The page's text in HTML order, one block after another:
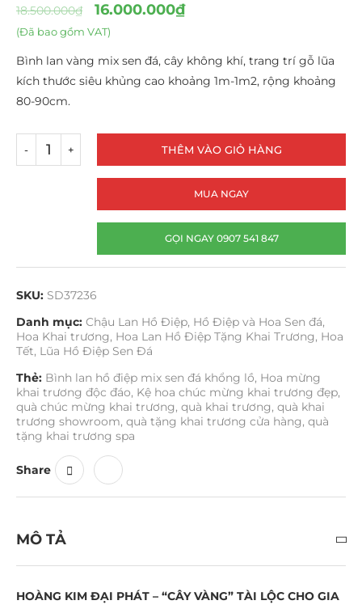
18.500.000₫ 16.000.000₫
(Đã bao gồm VAT)
Bình lan vàng mix sen đá, cây không khí, trang trí gỗ lũa
kích thước siêu khủng cao khoảng 1m-1m2, rộng khoảng
80-90cm.
THÊM VÀO GIỎ HÀNG
MUA NGAY
GỌI NGAY 0907 541 847
SKU: SD37236
Danh mục: Chậu Lan Hồ Điệp, Hồ Điệp và Hoa Sen đá,
Hoa Khai trương, Hoa Lan Hồ Điệp Tặng Khai Trương, Hoa
Tết, Lũa Hồ Điệp Sen Đá
Thẻ: Bình lan hồ điệp mix sen đá khổng lồ, Hoa mừng
khai trương độc đáo, Kệ hoa chúc mừng khai trương đẹp,
quà chúc mừng khai trương, quà khai trương, quà khai
trương showroom, quà tặng khai trương cửa hàng, quà
tặng khai trương spa
Share
MÔ TẢ
HOÀNG KIM ĐẠI PHÁT – “CÂY VÀNG” TÀI LỘC CHO GIA